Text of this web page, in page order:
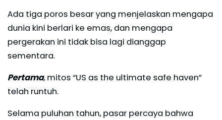
Ada tiga poros besar yang menjelaskan mengapa
dunia kini berlari ke emas, dan mengapa
pergerakan ini tidak bisa lagi dianggap
sementara.
Pertama, mitos “US as the ultimate safe haven”
telah runtuh.
Selama puluhan tahun, pasar percaya bahwa